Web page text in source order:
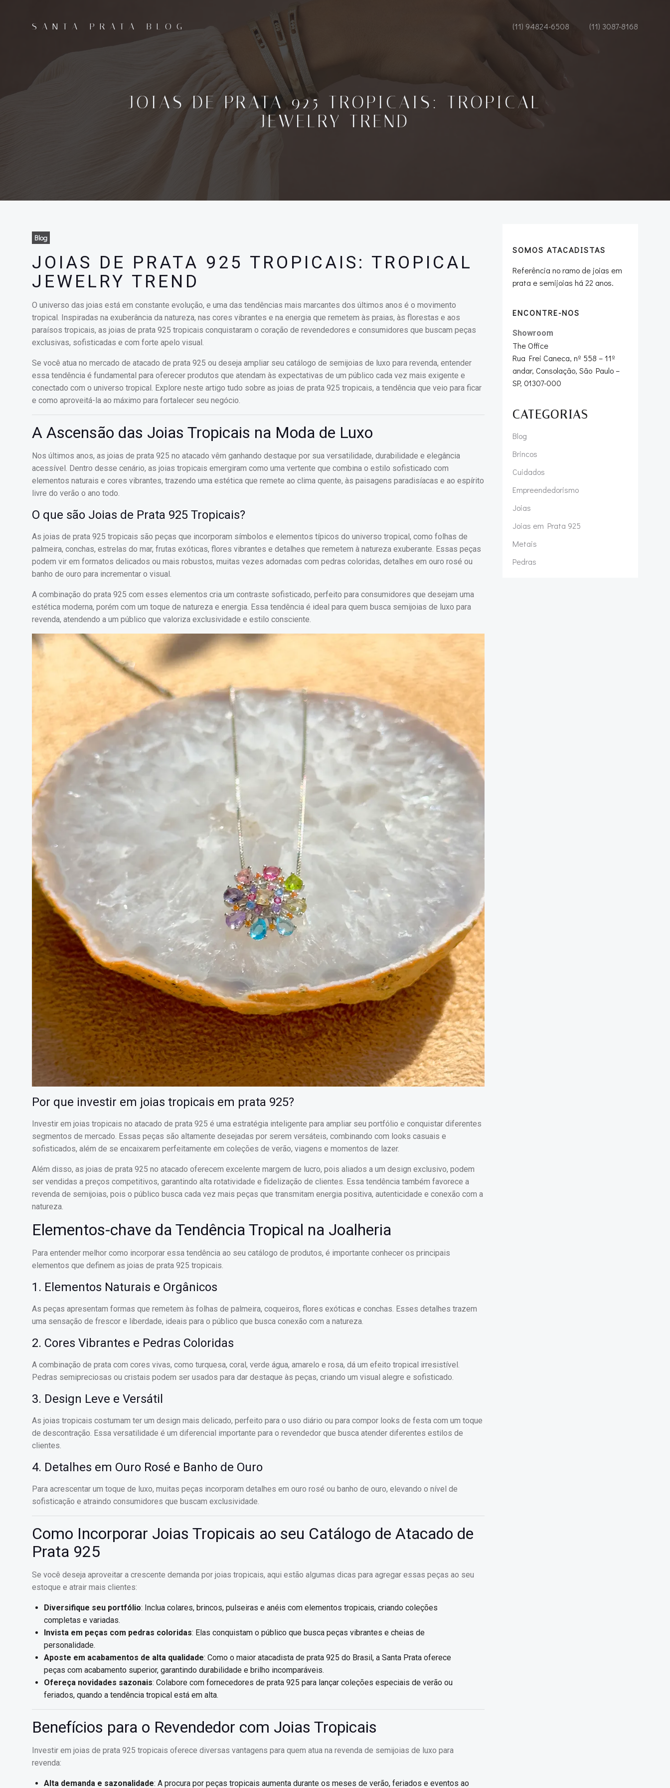
SANTA PRATA BLOG (11) 94824-6508 (11) 3087-8168
JOIAS DE PRATA 925 TROPICAIS: TROPICAL
JEWELRY TREND
Blog
JOIAS DE PRATA 925 TROPICAIS: TROPICAL
JEWELRY TREND
O universo das joias está em constante evolução, e uma das tendências mais marcantes dos últimos anos é o movimento
tropical. Inspiradas na exuberância da natureza, nas cores vibrantes e na energia que remetem às praias, às florestas e aos
paraísos tropicais, as joias de prata 925 tropicais conquistaram o coração de revendedores e consumidores que buscam peças
exclusivas, sofisticadas e com forte apelo visual.
Se você atua no mercado de atacado de prata 925 ou deseja ampliar seu catálogo de semijoias de luxo para revenda, entender
essa tendência é fundamental para oferecer produtos que atendam às expectativas de um público cada vez mais exigente e
conectado com o universo tropical. Explore neste artigo tudo sobre as joias de prata 925 tropicais, a tendência que veio para ficar
e como aproveitá-la ao máximo para fortalecer seu negócio.
A Ascensão das Joias Tropicais na Moda de Luxo
Nos últimos anos, as joias de prata 925 no atacado vêm ganhando destaque por sua versatilidade, durabilidade e elegância
acessível. Dentro desse cenário, as joias tropicais emergiram como uma vertente que combina o estilo sofisticado com
elementos naturais e cores vibrantes, trazendo uma estética que remete ao clima quente, às paisagens paradisíacas e ao espírito
livre do verão o ano todo.
O que são Joias de Prata 925 Tropicais?
As joias de prata 925 tropicais são peças que incorporam símbolos e elementos típicos do universo tropical, como folhas de
palmeira, conchas, estrelas do mar, frutas exóticas, flores vibrantes e detalhes que remetem à natureza exuberante. Essas peças
podem vir em formatos delicados ou mais robustos, muitas vezes adornadas com pedras coloridas, detalhes em ouro rosé ou
banho de ouro para incrementar o visual.
A combinação do prata 925 com esses elementos cria um contraste sofisticado, perfeito para consumidores que desejam uma
estética moderna, porém com um toque de natureza e energia. Essa tendência é ideal para quem busca semijoias de luxo para
revenda, atendendo a um público que valoriza exclusividade e estilo consciente.
Por que investir em joias tropicais em prata 925?
Investir em joias tropicais no atacado de prata 925 é uma estratégia inteligente para ampliar seu portfólio e conquistar diferentes
segmentos de mercado. Essas peças são altamente desejadas por serem versáteis, combinando com looks casuais e
sofisticados, além de se encaixarem perfeitamente em coleções de verão, viagens e momentos de lazer.
Além disso, as joias de prata 925 no atacado oferecem excelente margem de lucro, pois aliados a um design exclusivo, podem
ser vendidas a preços competitivos, garantindo alta rotatividade e fidelização de clientes. Essa tendência também favorece a
revenda de semijoias, pois o público busca cada vez mais peças que transmitam energia positiva, autenticidade e conexão com a
natureza.
Elementos-chave da Tendência Tropical na Joalheria
Para entender melhor como incorporar essa tendência ao seu catálogo de produtos, é importante conhecer os principais
elementos que definem as joias de prata 925 tropicais.
1. Elementos Naturais e Orgânicos
As peças apresentam formas que remetem às folhas de palmeira, coqueiros, flores exóticas e conchas. Esses detalhes trazem
uma sensação de frescor e liberdade, ideais para o público que busca conexão com a natureza.
2. Cores Vibrantes e Pedras Coloridas
A combinação de prata com cores vivas, como turquesa, coral, verde água, amarelo e rosa, dá um efeito tropical irresistível.
Pedras semipreciosas ou cristais podem ser usados para dar destaque às peças, criando um visual alegre e sofisticado.
3. Design Leve e Versátil
As joias tropicais costumam ter um design mais delicado, perfeito para o uso diário ou para compor looks de festa com um toque
de descontração. Essa versatilidade é um diferencial importante para o revendedor que busca atender diferentes estilos de
clientes.
4. Detalhes em Ouro Rosé e Banho de Ouro
Para acrescentar um toque de luxo, muitas peças incorporam detalhes em ouro rosé ou banho de ouro, elevando o nível de
sofisticação e atraindo consumidores que buscam exclusividade.
Como Incorporar Joias Tropicais ao seu Catálogo de Atacado de
Prata 925
Se você deseja aproveitar a crescente demanda por joias tropicais, aqui estão algumas dicas para agregar essas peças ao seu
estoque e atrair mais clientes:
Diversifique seu portfólio: Inclua colares, brincos, pulseiras e anéis com elementos tropicais, criando coleções
completas e variadas.
Invista em peças com pedras coloridas: Elas conquistam o público que busca peças vibrantes e cheias de
personalidade.
Aposte em acabamentos de alta qualidade: Como o maior atacadista de prata 925 do Brasil, a Santa Prata oferece
peças com acabamento superior, garantindo durabilidade e brilho incomparáveis.
Ofereça novidades sazonais: Colabore com fornecedores de prata 925 para lançar coleções especiais de verão ou
feriados, quando a tendência tropical está em alta.
Benefícios para o Revendedor com Joias Tropicais
Investir em joias de prata 925 tropicais oferece diversas vantagens para quem atua na revenda de semijoias de luxo para
revenda:
Alta demanda e sazonalidade: A procura por peças tropicais aumenta durante os meses de verão, feriados e eventos ao
SOMOS ATACADISTAS
Referência no ramo de joias em
prata e semijoias há 22 anos.
ENCONTRE-NOS
Showroom
The Office
Rua Frei Caneca, nº 558 – 11º
andar, Consolação, São Paulo –
SP, 01307-000
CATEGORIAS
Blog
Brincos
Cuidados
Empreendedorismo
Joias
Joias em Prata 925
Metais
Pedras